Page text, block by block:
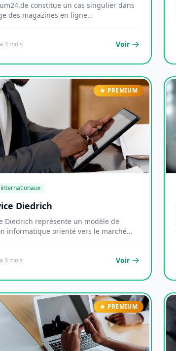
constitue un cas singulier dans
des magazines en ligne
3 mois Voir
PREMIUM
Diedrich
Diedrich représente un modèle de
informatique orienté vers le marché
3 mois Voir
PREMIUM